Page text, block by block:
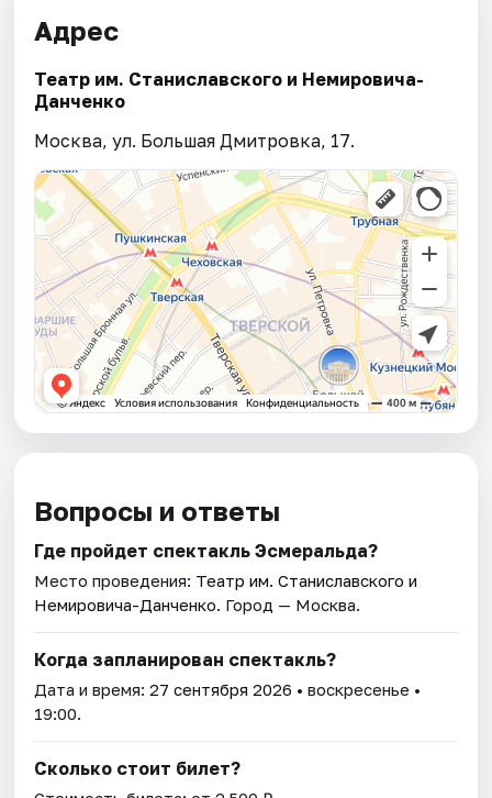
Адрес
Театр им. Станиславского и Немировича­-
Данченко
Москва, ул. Большая Дмитровка, 17.
Вопросы и ответы
Где пройдет спектакль Эсмеральда?
Место проведения: Театр им. Станиславского и
Немировича­-Данченко. Город — Москва.
Когда запланирован спектакль?
Дата и время:27 сентября 2026 • воскресенье •
19:00.
Сколько стоит билет?